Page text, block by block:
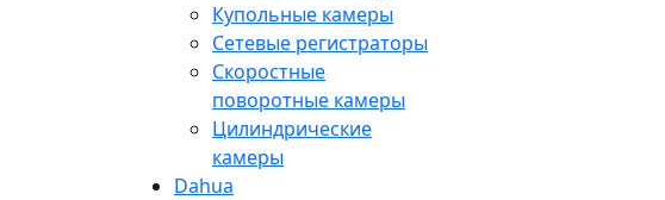
Купольные камеры
Сетевые регистраторы
Скоростные
поворотные камеры
Цилиндрические
камеры
Dahua